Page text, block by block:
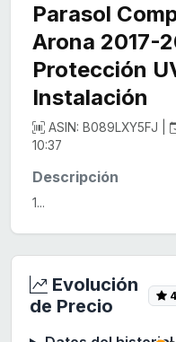
Parasol
Arona 2017-
Protección
Instalación
ASIN: B089LXY5FJ |
10:37
Descripción
1...
Evolución
de Precio